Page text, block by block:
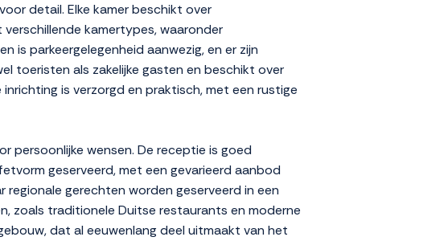
detail. Elke kamer beschikt over
kamertypes, waaronder
is parkeergelegenheid aanwezig, en er zijn
toeristen als zakelijke gasten en beschikt over
is verzorgd en praktisch, met een rustige
persoonlijke wensen. De receptie is goed
geserveerd, met een gevarieerd aanbod
gerechten worden geserveerd in een
zoals traditionele Duitse restaurants en moderne
dat al eeuwenlang deel uitmaakt van het